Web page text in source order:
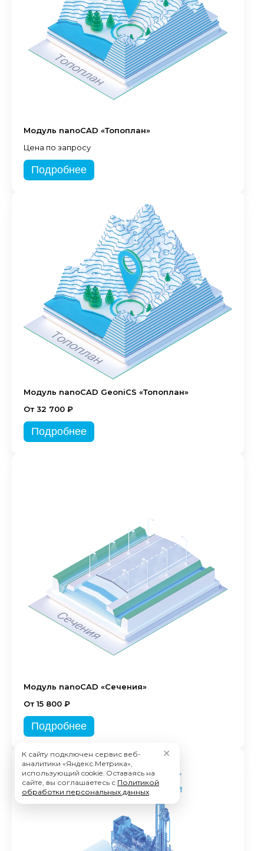
Модуль nanoCAD «Топоплан»
Цена по запросу
Подробнее
Модуль nanoCAD GeoniCS «Топоплан»
От 32 700 ₽
Подробнее
Модуль nanoCAD «Сечения»
От 15 800 ₽
Подробнее
К сайту подключен сервис веб-
аналитики «Яндекс.Метрика»,
использующий cookie. Оставаясь на
сайте, вы соглашаетесь с Политикой
обработки персональных данных.
✕